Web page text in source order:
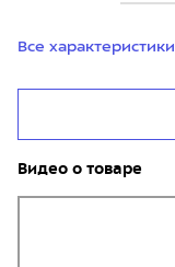
Все характеристики
Видео о товаре